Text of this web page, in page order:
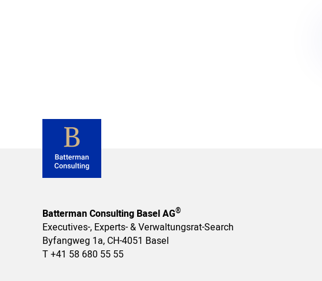
Batterman Consulting Basel AG®
Executives-, Experts- & Verwaltungsrat-Search
Byfangweg 1a, CH-4051 Basel
T+41 58 680 55 55